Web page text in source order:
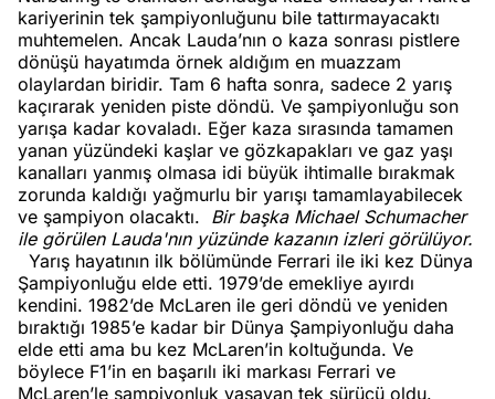
kariyerinin tek şampiyonluğunu bile tattırmayacaktı
muhtemelen. Ancak Lauda’nın o kaza sonrası pistlere
dönüşü hayatımda örnek aldığım en muazzam
olaylardan biridir. Tam 6 hafta sonra, sadece 2 yarış
kaçırarak yeniden piste döndü. Ve şampiyonluğu son
yarışa kadar kovaladı. Eğer kaza sırasında tamamen
yanan yüzündeki kaşlar ve gözkapakları ve gaz yaşı
kanalları yanmış olmasa idi büyük ihtimalle bırakmak
zorunda kaldığı yağmurlu bir yarışı tamamlayabilecek
ve şampiyon olacaktı. Bir başka Michael Schumacher
ile görülen Lauda'nın yüzünde kazanın izleri görülüyor.
Yarış hayatının ilk bölümünde Ferrari ile iki kez Dünya
Şampiyonluğu elde etti. 1979’de emekliye ayırdı
kendini. 1982’de McLaren ile geri döndü ve yeniden
bıraktığı 1985’e kadar bir Dünya Şampiyonluğu daha
elde etti ama bu kez McLaren’in koltuğunda. Ve
böylece F1’in en başarılı iki markası Ferrari ve
McLaren’le şampiyonluk yaşayan tek sürücü oldu.